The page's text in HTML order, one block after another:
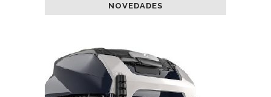
NOVEDADES